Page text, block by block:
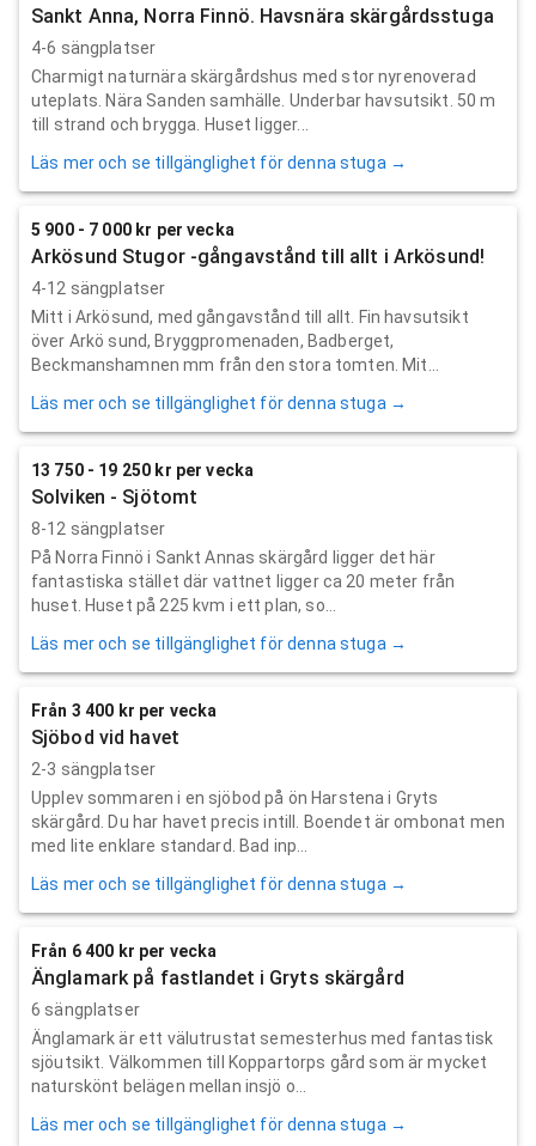
Sankt Anna, Norra Finnö. Havsnära skärgårdsstuga
4-6 sängplatser
Charmigt naturnära skärgårdshus med stor nyrenoverad
uteplats. Nära Sanden samhälle. Underbar havsutsikt. 50 m
till strand och brygga. Huset ligger...
Läs mer och se tillgänglighet för denna stuga →
5 900 - 7 000 kr per vecka
Arkösund Stugor -gångavstånd till allt i Arkösund!
4-12 sängplatser
Mitt i Arkösund, med gångavstånd till allt. Fin havsutsikt
över Arkö sund, Bryggpromenaden, Badberget,
Beckmanshamnen mm från den stora tomten. Mit...
Läs mer och se tillgänglighet för denna stuga →
13 750 - 19 250 kr per vecka
Solviken - Sjötomt
8-12 sängplatser
På Norra Finnö i Sankt Annas skärgård ligger det här
fantastiska stället där vattnet ligger ca 20 meter från
huset. Huset på 225 kvm i ett plan, so...
Läs mer och se tillgänglighet för denna stuga →
Från 3 400 kr per vecka
Sjöbod vid havet
2-3 sängplatser
Upplev sommaren i en sjöbod på ön Harstena i Gryts
skärgård. Du har havet precis intill. Boendet är ombonat men
med lite enklare standard. Bad inp...
Läs mer och se tillgänglighet för denna stuga →
Från 6 400 kr per vecka
Änglamark på fastlandet i Gryts skärgård
6 sängplatser
Änglamark är ett välutrustat semesterhus med fantastisk
sjöutsikt. Välkommen till Koppartorps gård som är mycket
naturskönt belägen mellan insjö o...
Läs mer och se tillgänglighet för denna stuga →